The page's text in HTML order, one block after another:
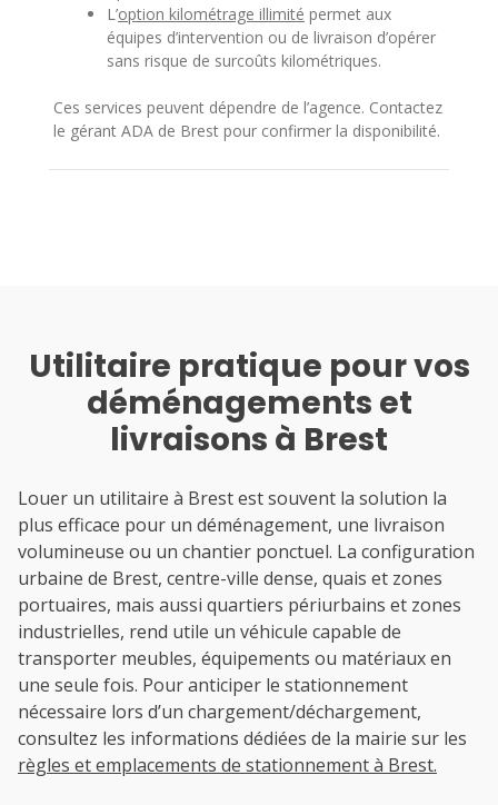
L’option kilométrage illimité permet aux
équipes d’intervention ou de livraison d’opérer
sans risque de surcoûts kilométriques.
Ces services peuvent dépendre de l’agence. Contactez
le gérant ADA de Brest pour confirmer la disponibilité.
Utilitaire pratique pour vos
déménagements et
livraisons à Brest
Louer un utilitaire à Brest est souvent la solution la
plus efficace pour un déménagement, une livraison
volumineuse ou un chantier ponctuel. La configuration
urbaine de Brest, centre-ville dense, quais et zones
portuaires, mais aussi quartiers périurbains et zones
industrielles, rend utile un véhicule capable de
transporter meubles, équipements ou matériaux en
une seule fois. Pour anticiper le stationnement
nécessaire lors d’un chargement/déchargement,
consultez les informations dédiées de la mairie sur les
règles et emplacements de stationnement à Brest.